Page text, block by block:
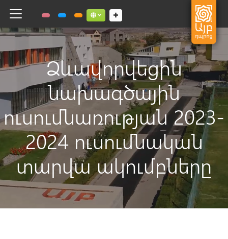
Toggle navigation Social links dropdown button
Ձևավորվեցին
նախագծային
ուսումնառության 2023-
2024 ուսումնական
տարվա ակումբները